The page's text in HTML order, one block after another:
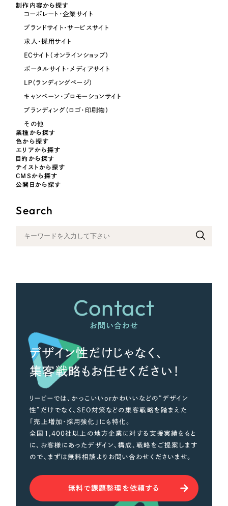
オレンジ・橙色
イエロー・黄色
グリーン・緑色
ブルー・青色
パープル・紫色
ピンク・桃色
制作内容から探す
コーポレート・企業サイト
ブランドサイト・サービスサイト
求人・採用サイト
ECサイト（オンラインショップ）
ポータルサイト・メディアサイト
LP（ランディングページ）
キャンペーン・プロモーションサイト
ブランディング（ロゴ・印刷物）
その他
業種から探す
色から探す
エリアから探す
目的から探す
テイストから探す
CMSから探す
公開日から探す
Search
Contact
お問い合わせ
デザイン性だけじゃなく、
集客戦略もお任せください！
リーピーでは、かっこいいorかわいいなどの“デザイン
性”だけでなく、SEO対策などの集客戦略を踏まえた
「売上増加・採用強化」にも特化。
全国1,400社以上の地方企業に対する支援実績をもと
に、お客様にあったデザイン、構成、戦略をご提案します
ので、まずは無料相談よりお問い合わせくださいませ。
無料で課題整理を依頼する